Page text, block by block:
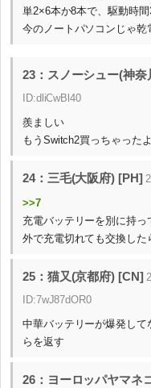
単2×6本か8本で、駆動時
今のノートパソコンじゃ
23：スノーシュー(神
ID:dliCwBl40
羨ましい
もうSwitch2買っちゃった
24：三毛(大阪府) [PH]
>>7
充電バッテリーを別に持っ
外で充電切れても交換した
25：猫又(京都府) [CN]
ID:7wJ87dOR0
中華バッテリーが爆発し
らを返す
26：ヨーロッパヤマネ